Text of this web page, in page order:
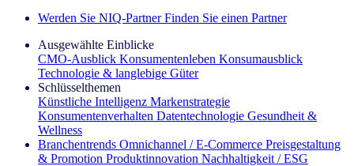
Werden Sie NIQ-Partner Finden Sie einen Partner
Ausgewählte Einblicke
CMO‑Ausblick Konsumentenleben Konsumausblick
Technologie & langlebige Güter
Schlüsselthemen
Künstliche Intelligenz Markenstrategie
Konsumentenverhalten Datentechnologie Gesundheit &
Wellness
Branchentrends Omnichannel / E‑Commerce Preisgestaltung
& Promotion Produktinnovation Nachhaltigkeit / ESG